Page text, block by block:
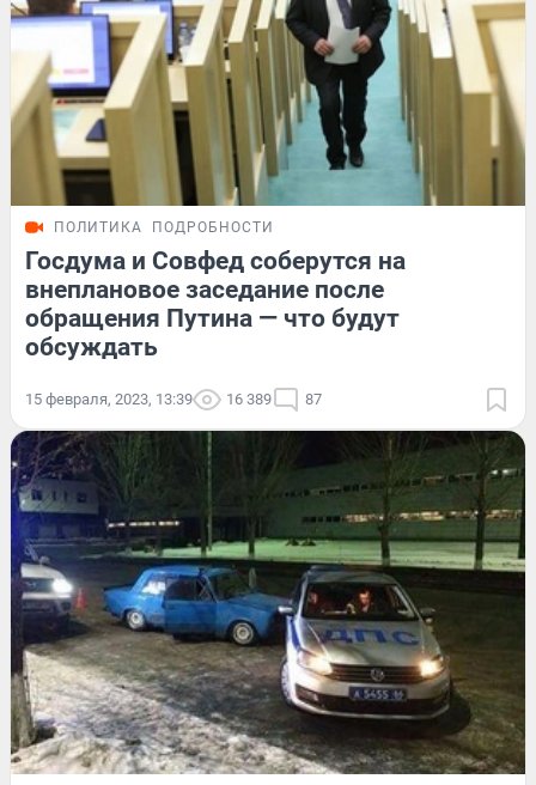
ПОЛИТИКА ПОДРОБНОСТИ
Госдума и Совфед соберутся на
внеплановое заседание после
обращения Путина — что будут
обсуждать
15 февраля, 2023, 13:39 16 389 87